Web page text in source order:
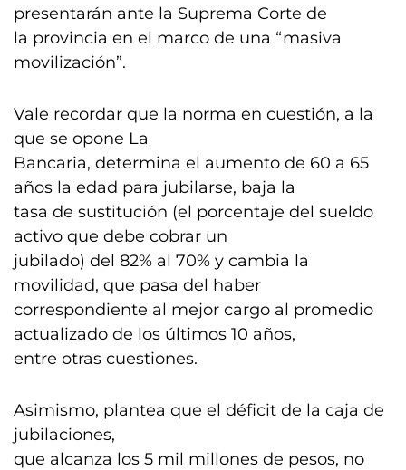
presentarán ante la Suprema Corte de
la provincia en el marco de una “masiva
movilización”.
Vale recordar que la norma en cuestión, a la
que se opone La
Bancaria, determina el aumento de 60 a 65
años la edad para jubilarse, baja la
tasa de sustitución (el porcentaje del sueldo
activo que debe cobrar un
jubilado) del 82% al 70% y cambia la
movilidad, que pasa del haber
correspondiente al mejor cargo al promedio
actualizado de los últimos 10 años,
entre otras cuestiones.
Asimismo, plantea que el déficit de la caja de
jubilaciones,
que alcanza los 5 mil millones de pesos, no